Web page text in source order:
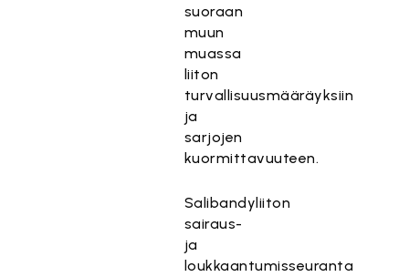
suoraan
muun
muassa
liiton
turvallisuusmääräyksiin
ja
sarjojen
kuormittavuuteen.
Salibandyliiton
sairaus-
ja
loukkaantumisseuranta